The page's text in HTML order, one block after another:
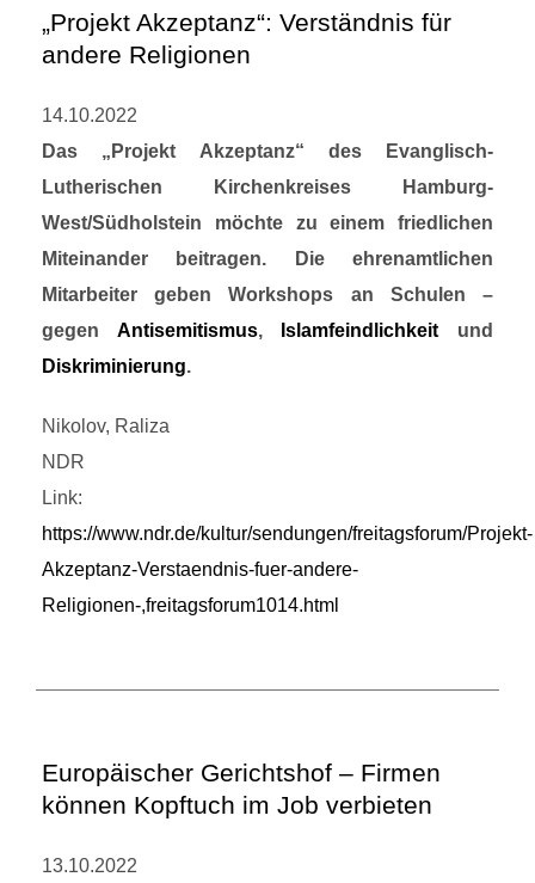
„Projekt Akzeptanz“: Verständnis für
andere Religionen
14.10.2022
Das „Projekt Akzeptanz“ des Evanglisch-
Lutherischen Kirchenkreises Hamburg-
West/Südholstein möchte zu einem friedlichen
Miteinander beitragen. Die ehrenamtlichen
Mitarbeiter geben Workshops an Schulen –
gegen Antisemitismus, Islamfeindlichkeit und
Diskriminierung.
Nikolov, Raliza
NDR
Link:
https://www.ndr.de/kultur/sendungen/freitagsforum/Projekt-
Akzeptanz-Verstaendnis-fuer-andere-
Religionen-,freitagsforum1014.html
Europäischer Gerichtshof – Firmen
können Kopftuch im Job verbieten
13.10.2022